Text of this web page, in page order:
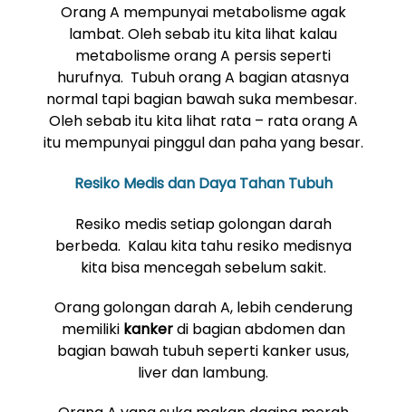
Orang A mempunyai metabolisme agak
lambat. Oleh sebab itu kita lihat kalau
metabolisme orang A persis seperti
hurufnya. Tubuh orang A bagian atasnya
normal tapi bagian bawah suka membesar.
Oleh sebab itu kita lihat rata – rata orang A
itu mempunyai pinggul dan paha yang besar.
Resiko Medis dan Daya Tahan Tubuh
Resiko medis setiap golongan darah
berbeda. Kalau kita tahu resiko medisnya
kita bisa mencegah sebelum sakit.
Orang golongan darah A, lebih cenderung
memiliki kankerdi bagian abdomen dan
bagian bawah tubuh seperti kanker usus,
liver dan lambung.